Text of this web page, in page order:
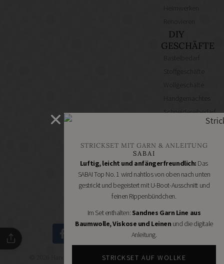
Heimwerken
DIY
GESCHÄFTE
Bastelbedarf
Stoffgeschäfte
Wollgeschäfte
Handgemachtes
Schneidereibedarf
Handarbeitszubehör
Online
Shops
Schmuckzubehör
Nähmaschinen
© 2026 Handmade Kultur - DIY Community - Schöne Dinge
STRICKSET MIT GARN & ANLEITUNG
SABAI
Luftig, leicht und anfängerfreundlich: Das
SABAI Top No. 1 wird nahtlos von oben nach unten
gestrickt und begeistert mit U-Boot-Ausschnitt und
feinen Rippenbündchen.
Im Set enthalten: Sandnes Garn Line aus
Baumwolle, Viskose und Leinen und die digitale
Anleitung.
STRICKSET AUF WOLLKE